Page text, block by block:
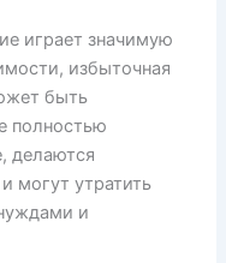
играет значимую
избыточная
быть
полностью
делаются
могут утратить
и